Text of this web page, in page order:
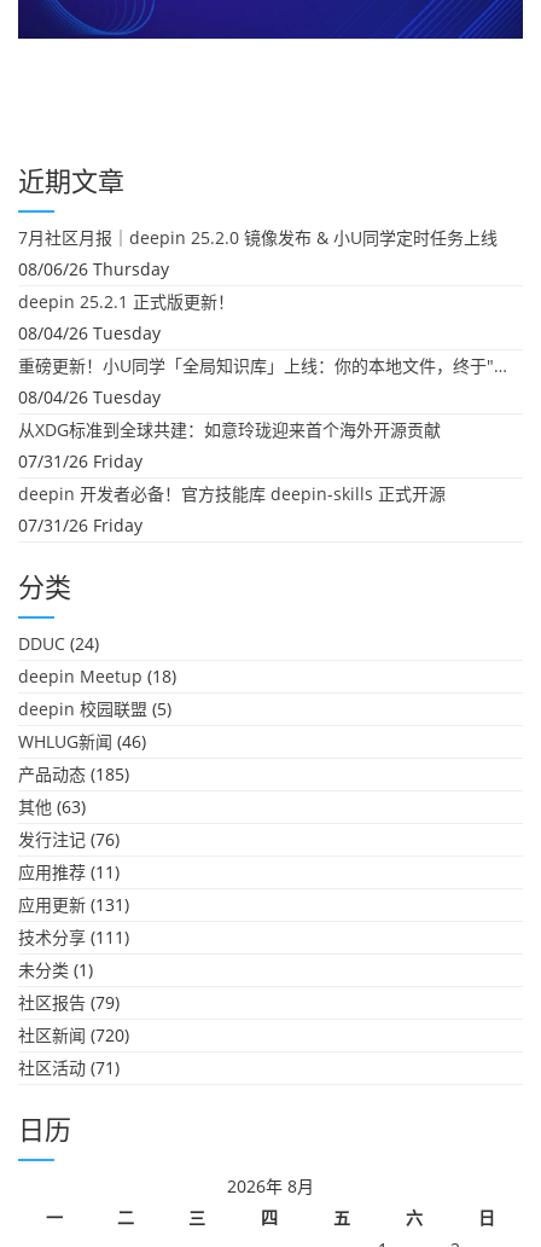
近期文章
7月社区月报｜deepin 25.2.0 镜像发布 & 小U同学定时任务上线
08/06/26 Thursday
deepin 25.2.1 正式版更新！
08/04/26 Tuesday
重磅更新！小U同学「全局知识库」上线：你的本地文件，终于"活"起来了
08/04/26 Tuesday
从XDG标准到全球共建：如意玲珑迎来首个海外开源贡献
07/31/26 Friday
deepin 开发者必备！官方技能库 deepin-skills 正式开源
07/31/26 Friday
分类
DDUC (24)
deepin Meetup (18)
deepin 校园联盟 (5)
WHLUG新闻 (46)
产品动态 (185)
其他 (63)
发行注记 (76)
应用推荐 (11)
应用更新 (131)
技术分享 (111)
未分类 (1)
社区报告 (79)
社区新闻 (720)
社区活动 (71)
日历
2026年 8月
一
二 三 四 五 六
日